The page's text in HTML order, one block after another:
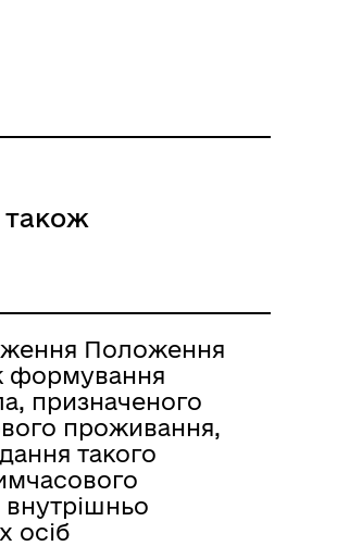
також
Положення
формування
призначеного
проживання,
такого
осіб